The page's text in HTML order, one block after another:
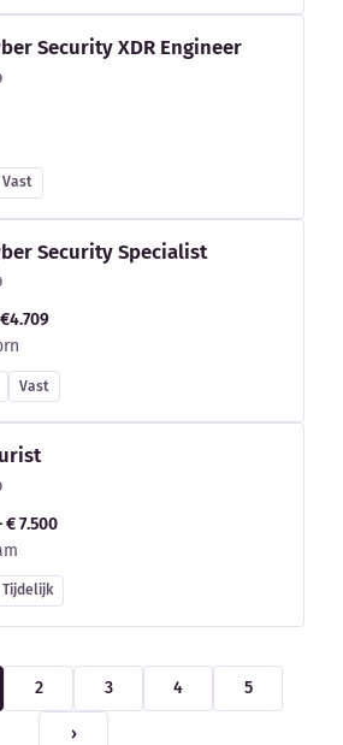
Security XDR Engineer
Vast
Security Specialist
Vast
€ 7.500
Tijdelijk
2 3 4 5
›